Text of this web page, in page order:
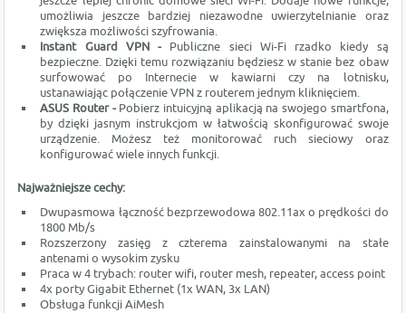
umożliwia jeszcze bardziej niezawodne uwierzytelnianie oraz
zwiększa możliwości szyfrowania.
Instant Guard VPN - Publiczne sieci Wi-Fi rzadko kiedy są
bezpieczne. Dzięki temu rozwiązaniu będziesz w stanie bez obaw
surfowować po Internecie w kawiarni czy na lotnisku,
ustanawiając połączenie VPN z routerem jednym kliknięciem.
ASUS Router - Pobierz intuicyjną aplikacją na swojego smartfona,
by dzięki jasnym instrukcjom w łatwością skonfigurować swoje
urządzenie. Możesz też monitorować ruch sieciowy oraz
konfigurować wiele innych funkcji.
Najważniejsze cechy:
Dwupasmowa łączność bezprzewodowa 802.11ax o prędkości do
1800 Mb/s
Rozszerzony zasięg z czterema zainstalowanymi na stałe
antenami o wysokim zysku
Praca w 4 trybach: router wifi, router mesh, repeater, access point
4x porty Gigabit Ethernet (1x WAN, 3x LAN)
Obsługa funkcji AiMesh